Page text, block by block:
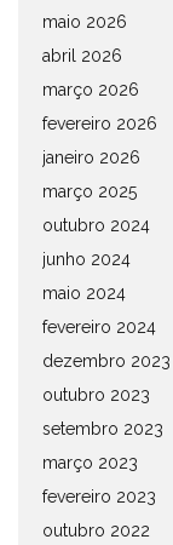
maio 2026
abril 2026
março 2026
fevereiro 2026
janeiro 2026
março 2025
outubro 2024
junho 2024
maio 2024
fevereiro 2024
dezembro 2023
outubro 2023
setembro 2023
março 2023
fevereiro 2023
outubro 2022